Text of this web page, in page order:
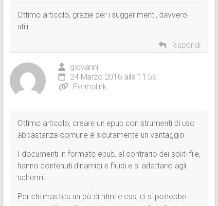
Ottimo articolo, grazie per i suggerimenti, davvero
utili.
Rispondi
giovanni
24 Marzo 2016 alle 11:56
Permalink
Ottimo articolo, creare un epub con strumenti di uso
abbastanza comune è sicuramente un vantaggio.
I documenti in formato epub, al contrario dei soliti file,
hanno contenuti dinamici e fluidi e si adattano agli
schermi.
Per chi mastica un pò di html e css, ci si potrebbe